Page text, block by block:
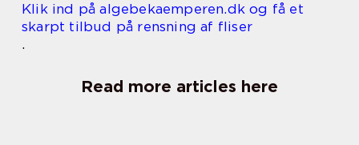
Klik ind på algebekaemperen.dk og få et
skarpt tilbud på rensning af fliser
.
Read more articles here